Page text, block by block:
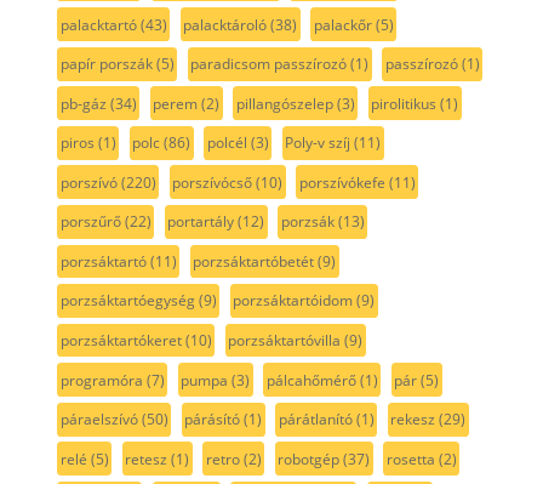
palacktartó(43) palacktároló(38) palackőr(5)
papír porszák(5) paradicsom passzírozó(1) passzírozó(1)
pb-gáz (34) perem(2) pillangószelep(3) pirolitikus (1)
piros (1) polc(86) polcél (3) Poly-v szíj (11)
porszívó(220) porszívócső(10) porszívókefe (11)
porszűrő(22) portartály(12) porzsák(13)
porzsáktartó(11) porzsáktartóbetét(9)
porzsáktartóegység(9) porzsáktartóidom(9)
porzsáktartókeret(10) porzsáktartóvilla (9)
programóra (7) pumpa (3) pálcahőmérő(1) pár(5)
páraelszívó(50) párásító(1) párátlanító(1) rekesz (29)
relé (5) retesz (1) retro(2) robotgép(37) rosetta (2)